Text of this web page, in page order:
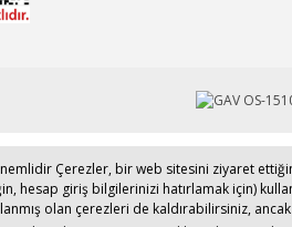
Çerezler, bir web sitesini ziyaret
hesap giriş bilgilerinizi hatırlamak için)
olan çerezleri de kaldırabilirsiniz,
Tıkla Ödeme Kolaylığı
Canlı Destek
©